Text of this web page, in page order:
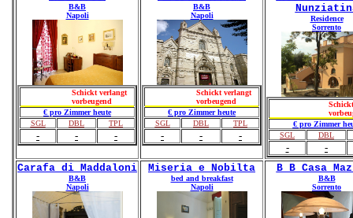
B&B
Napoli
Schickt verlangt
vorbeugend
€ pro Zimmer heute
SGL
DBL TPL
- - -
B&B
Napoli
Schickt verlangt
vorbeugend
€ pro Zimmer heute
SGL
DBL TPL
- - -
Residence
Sorrento
€ pro Zimmer
SGL
DBL
-
-
Carafa di Maddaloni
B&B
Napoli
Miseria e Nobilta
bed and breakfast
Napoli
B B Casa
B&B
Sorrento